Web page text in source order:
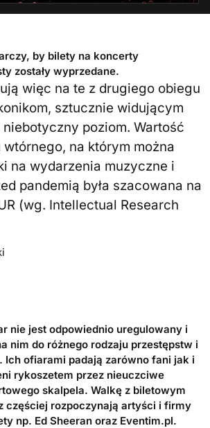
by bilety na koncerty
zostały wyprzedane.
więc na te z drugiego obiegu
sztucznie widującym
poziom. Wartość
na którym można
na wydarzenia muzyczne i
pandemią była szacowana na
(wg. Intellectual Research
nie jest odpowiednio uregulowany i
nim do różnego rodzaju przestępstw i
Ich ofiarami padają zarówno fani jak i
rykoszetem przez nieuczciwe
skalpela. Walkę z biletowym
częściej rozpoczynają artyści i firmy
np. Ed Sheeran oraz Eventim.pl.